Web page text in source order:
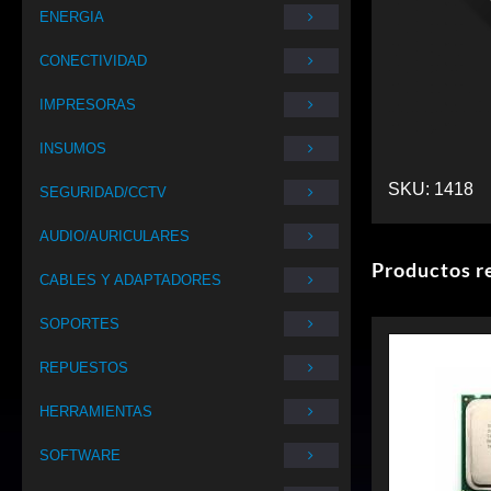
ENERGIA
CONECTIVIDAD
IMPRESORAS
INSUMOS
SEGURIDAD/CCTV
AUDIO/AURICULARES
CABLES Y ADAPTADORES
SOPORTES
REPUESTOS
HERRAMIENTAS
SOFTWARE
SKU: 1418
Productos